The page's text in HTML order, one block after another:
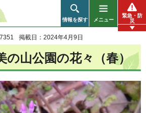
情報を探す メニュー
緊急・防
災
掲載日：2024年4月9日
の山公園の花々（春）